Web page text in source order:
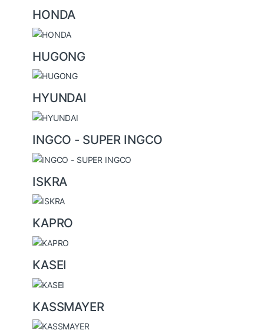
HONDA
HUGONG
HYUNDAI
INGCO - SUPER INGCO
ISKRA
KAPRO
KASEI
KASSMAYER